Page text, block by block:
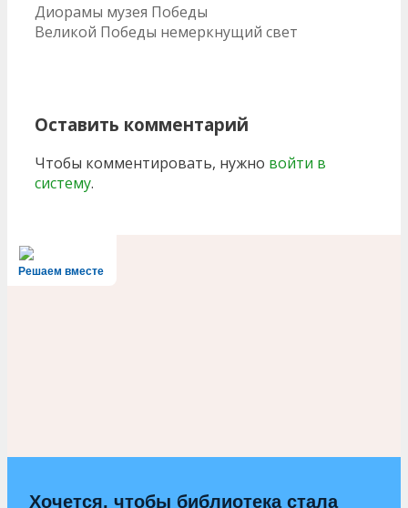
Диорамы музея Победы
Великой Победы немеркнущий свет
Оставить комментарий
Чтобы комментировать, нужно войти в
систему.
Решаем вместе
Хочется, чтобы библиотека стала